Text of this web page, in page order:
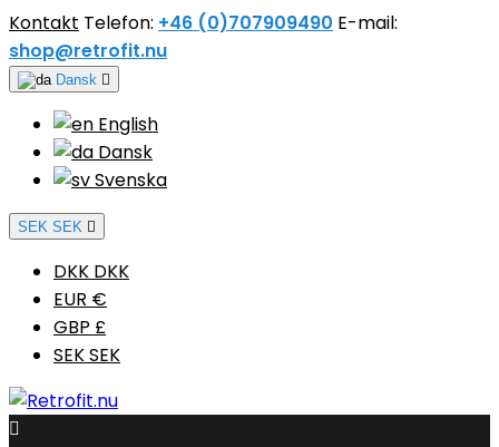
Kontakt Telefon: +46 (0)707909490 E-mail:
shop@retrofit.nu
Dansk 
English
Dansk
Svenska
SEK SEK 
DKK DKK
EUR €
GBP £
SEK SEK
